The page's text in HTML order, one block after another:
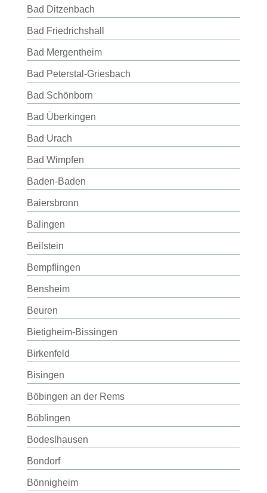
Bad Ditzenbach
Bad Friedrichshall
Bad Mergentheim
Bad Peterstal-Griesbach
Bad Schönborn
Bad Überkingen
Bad Urach
Bad Wimpfen
Baden-Baden
Baiersbronn
Balingen
Beilstein
Bempflingen
Bensheim
Beuren
Bietigheim-Bissingen
Birkenfeld
Bisingen
Böbingen an der Rems
Böblingen
Bodeslhausen
Bondorf
Bönnigheim